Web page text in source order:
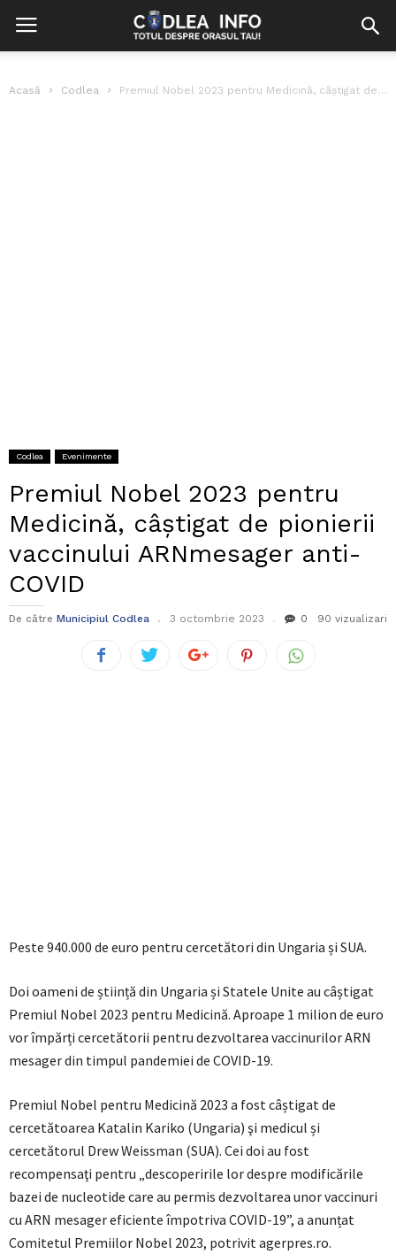
Acasă Codlea Premiul Nobel 2023 pentru Medicină, câștigat de pionierii vaccinului ARNmesager anti-COVID
Codlea Evenimente
Premiul Nobel 2023 pentru
Medicină, câștigat de pionierii
vaccinului ARNmesager anti-
COVID
De către Municipiul Codlea 3 octombrie 2023 0 90 vizualizari
Peste 940.000 de euro pentru cercetători din Ungaria și SUA.
Doi oameni de știință din Ungaria și Statele Unite au câștigat
Premiul Nobel 2023 pentru Medicină. Aproape 1 milion de euro
vor împărți cercetătorii pentru dezvoltarea vaccinurilor ARN
mesager din timpul pandemiei de COVID-19.
Premiul Nobel pentru Medicină 2023 a fost câștigat de
cercetătoarea Katalin Kariko (Ungaria) şi medicul și
cercetătorul Drew Weissman (SUA). Cei doi au fost
recompensaţi pentru „descoperirile lor despre modificările
bazei de nucleotide care au permis dezvoltarea unor vaccinuri
cu ARN mesager eficiente împotriva COVID-19”, a anunțat
Comitetul Premiilor Nobel 2023, potrivit agerpres.ro.